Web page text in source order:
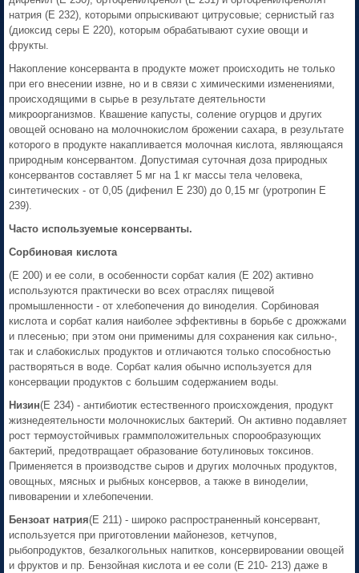
натрия (Е 232), которыми опрыскивают цитрусовые; сернистый газ
(диоксид серы Е 220), которым обрабатывают сухие овощи и
фрукты.
Накопление консерванта в продукте может происходить не только
при его внесении извне, но и в связи с химическими изменениями,
происходящими в сырье в результате деятельности
микроорганизмов. Квашение капусты, соление огурцов и других
овощей основано на молочнокислом брожении сахара, в результате
которого в продукте накапливается молочная кислота, являющаяся
природным консервантом. Допустимая суточная доза природных
консервантов составляет 5 мг на 1 кг массы тела человека,
синтетических - от 0,05 (дифенил Е 230) до 0,15 мг (уротропин Е
239).
Часто используемые консерванты.
Сорбиновая кислота
(Е 200) и ее соли, в особенности сорбат калия (Е 202) активно
используются практически во всех отраслях пищевой
промышленности - от хлебопечения до виноделия. Сорбиновая
кислота и сорбат калия наиболее эффективны в борьбе с дрожжами
и плесенью; при этом они применимы для сохранения как сильно-,
так и слабокислых продуктов и отличаются только способностью
растворяться в воде. Сорбат калия обычно используется для
консервации продуктов с большим содержанием воды.
Низин(Е 234) - антибиотик естественного происхождения, продукт
жизнедеятельности молочнокислых бактерий. Он активно подавляет
рост термоустойчивых граммположительных спорообразующих
бактерий, предотвращает образование ботулиновых токсинов.
Применяется в производстве сыров и других молочных продуктов,
овощных, мясных и рыбных консервов, а также в виноделии,
пивоварении и хлебопечении.
Бензоат натрия(Е 211) - широко распространенный консервант,
используется при приготовлении майонезов, кетчупов,
рыбопродуктов, безалкогольных напитков, консервировании овощей
и фруктов и пр. Бензойная кислота и ее соли (Е 210- 213) даже в